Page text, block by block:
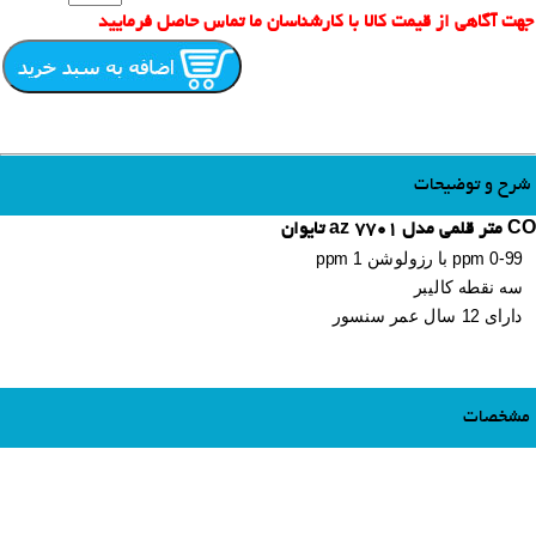
جهت آگاهی از قیمت کالا با کارشناسان ما تماس حاصل فرمایید
شرح و توضیحات
CO متر قلمی مدل 7701 az تایوان
ppm 0-99 با رزولوشن 1 ppm
سه نقطه کالیبر
دارای 12 سال عمر سنسور
مشخصات